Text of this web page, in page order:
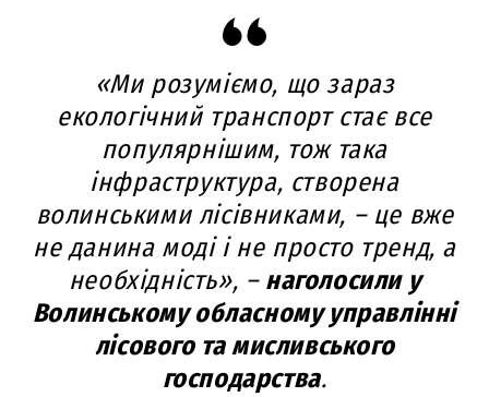
«Ми розуміємо, що зараз
екологічний транспорт стає все
популярнішим, тож така
інфраструктура, створена
волинськими лісівниками, – це вже
не данина моді і не просто тренд, а
необхідність», – наголосили у
Волинському обласному управлінні
лісового та мисливського
господарства.